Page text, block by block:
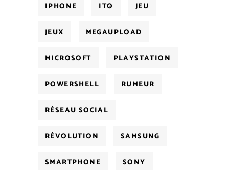
IPHONE ITQ JEU
JEUX MEGAUPLOAD
MICROSOFT PLAYSTATION
POWERSHELL RUMEUR
RÉSEAU SOCIAL
RÉVOLUTION SAMSUNG
SMARTPHONE SONY